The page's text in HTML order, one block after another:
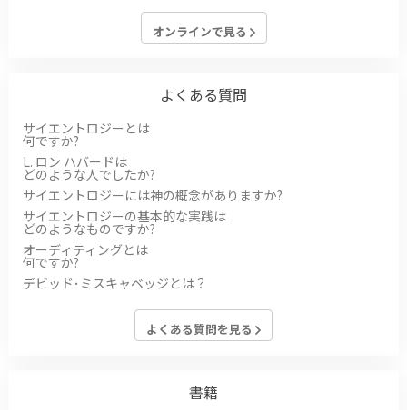
オンラインで見る
よくある質問
サイエントロジーとは
何ですか?
L. ロン ハバードは
どのような人でしたか?
サイエントロジーには神の概念がありますか?
サイエントロジーの基本的な実践は
どのようなものですか?
オーディティングとは
何ですか?
デビッド･ミスキャベッジとは？
よくある質問を見る
書籍